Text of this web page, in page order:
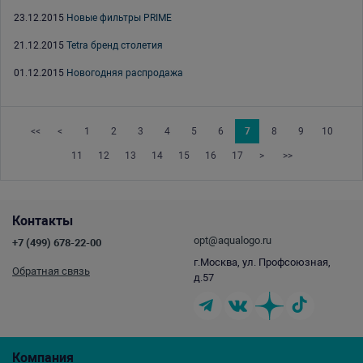
23.12.2015 Новые фильтры PRIME
21.12.2015 Tetra бренд столетия
01.12.2015 Новогодняя распродажа
<< < 1 2 3 4 5 6 7 8 9 10
11 12 13 14 15 16 17 > >>
Компания
Контакты
+7 (499) 678-22-00
Обратная связь
opt@aqualogo.ru
г.Москва, ул. Профсоюзная,
д.57